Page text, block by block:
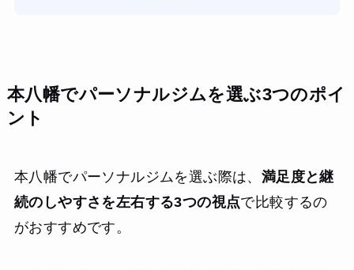
丁寧な指導のおかげで徐々に慣れ、無理なく続けられまし
た。通い始めて約3か月で体重は4kg減り、ウエストや腕周
りも引き締まりました。また、間食を控える習慣や野菜中
った点が最も嬉しかったです。
本八幡でパーソナルジムを選ぶ3つのポイ
ント
本八幡でパーソナルジムを選ぶ際は、 満足度と継
続のしやすさを左右する3つの視点で比較するの
がおすすめです。